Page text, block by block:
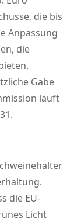
die bis
Anpassung
die
Gabe
läuft
die EU-
Licht